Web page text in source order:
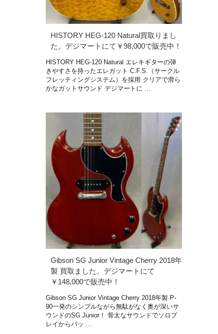
HISTORY HEG-120 Natural買取りまし
た。デジマートにて￥98,000で販売中！
HISTORY HEG-120 Natural エレキギターの弾
きやすさを持ったエレガット C.F.S.（サークル
フレッティングシステム）を採用 クリアで滑ら
かなガットサウンド デジマートに …
Gibson SG Junior Vintage Cherry 2018年
製 買取ました。デジマートにて
￥148,000で販売中！
Gibson SG Junior Vintage Cherry 2018年製 P-
90一発のシンプルながら無駄がなく奥が深いサ
ウンドのSG Junior！ 骨太なサウンドでソロプ
レイからバッ …